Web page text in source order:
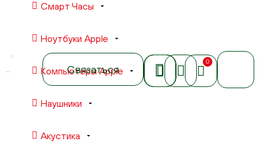
Смарт Часы
Ноутбуки Apple
Компьютеры Apple
Наушники
Акустика
Связаться
0